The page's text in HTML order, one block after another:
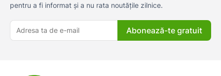
pentru a fi informat și a nu rata noutățile zilnice.
Abonează-te gratuit